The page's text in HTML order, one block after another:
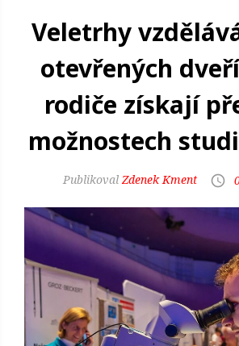
Veletrhy
otevřených
rodiče získají
možnostech
Zdenek Kment